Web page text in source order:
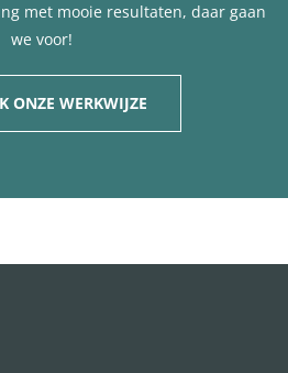
met mooie resultaten, daar gaan
we voor!
ONZE WERKWIJZE